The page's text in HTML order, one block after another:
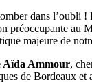
dans l’oubli !
préoccupante au
majeure de
Aïda Ammour,
de Bordeaux